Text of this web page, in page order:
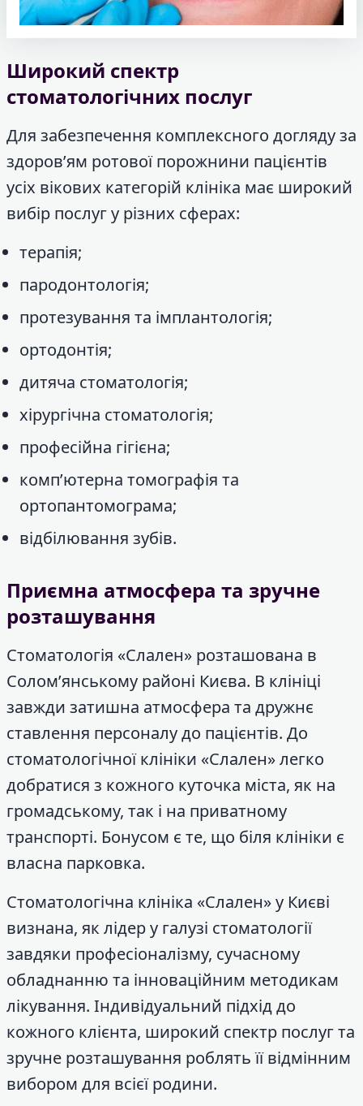
Широкий спектр
стоматологічних послуг
Для забезпечення комплексного догляду за
здоров’ям ротової порожнини пацієнтів
усіх вікових категорій клініка має широкий
вибір послуг у різних сферах:
терапія;
пародонтологія;
протезування та імплантологія;
ортодонтія;
дитяча стоматологія;
хірургічна стоматологія;
професійна гігієна;
комп’ютерна томографія та
ортопантомограма;
відбілювання зубів.
Приємна атмосфера та зручне
розташування
Стоматологія «Слален» розташована в
Солом’янському районі Києва. В клініці
завжди затишна атмосфера та дружнє
ставлення персоналу до пацієнтів. До
стоматологічної клініки «Слален» легко
добратися з кожного куточка міста, як на
громадському, так і на приватному
транспорті. Бонусом є те, що біля клініки є
власна парковка.
Стоматологічна клініка «Слален» у Києві
визнана, як лідер у галузі стоматології
завдяки професіоналізму, сучасному
обладнанню та інноваційним методикам
лікування. Індивідуальний підхід до
кожного клієнта, широкий спектр послуг та
зручне розташування роблять її відмінним
вибором для всієї родини.